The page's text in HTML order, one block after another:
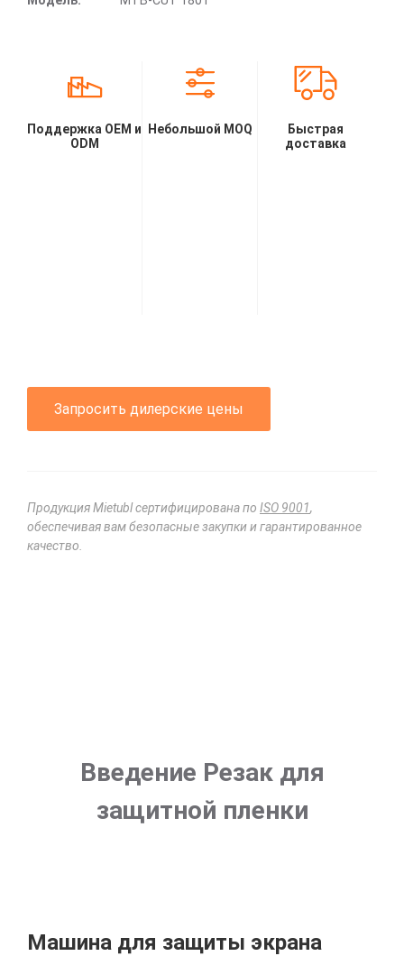
Поддержка OEM и
ODM
Небольшой MOQ
Быстрая
доставка
Запросить дилерские цены
Продукция Mietubl сертифицирована по ISO 9001,
обеспечивая вам безопасные закупки и гарантированное
качество.
Введение Резак для
защитной пленки
Машина для защиты экрана